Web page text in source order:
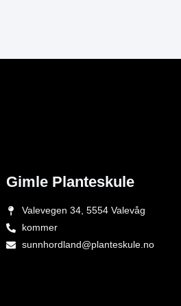
Gimle Planteskule
Valevegen 34, 5554 Valevåg
kommer
sunnhordland@planteskule.no